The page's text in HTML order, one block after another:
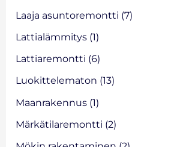
Laaja asuntoremontti (7)
Lattialämmitys (1)
Lattiaremontti (6)
Luokittelematon (13)
Maanrakennus (1)
Märkätilaremontti (2)